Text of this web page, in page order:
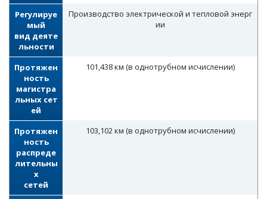
Регулируе
мый
вид деяте
льности
Производство электрической и тепловой энерг
ии
Протяжен
ность
магистра
льных сет
ей
101,438 км (в однотрубном исчислении)
Протяжен
ность
распреде
лительны
х
сетей
103,102 км (в однотрубном исчислении)